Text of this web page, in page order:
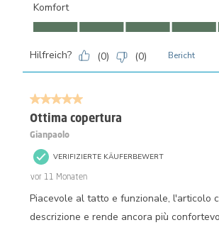
Komfort
Komfort, 5.0 von 5
Hilfreich? (0) (0) Bericht
5 von 5 Sternen.
Ottima copertura
Gianpaolo
VERIFIZIERTE KÄUFERBEWERT
vor 11 Monaten
Piacevole al tatto e funzionale, l'articolo
descrizione e rende ancora più